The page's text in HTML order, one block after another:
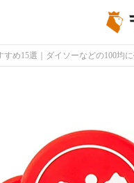
め15選｜ダイソーなどの100均